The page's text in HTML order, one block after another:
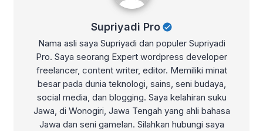
Supriyadi Pro
Nama asli saya Supriyadi dan populer Supriyadi
Pro. Saya seorang Expert wordpress developer
freelancer, content writer, editor. Memiliki minat
besar pada dunia teknologi, sains, seni budaya,
social media, dan blogging. Saya kelahiran suku
Jawa, di Wonogiri, Jawa Tengah yang ahli bahasa
Jawa dan seni gamelan. Silahkan hubungi saya